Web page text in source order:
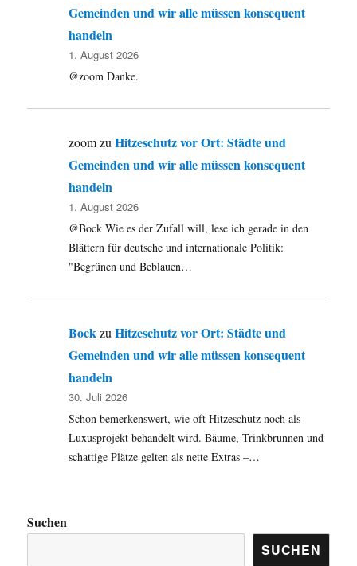
Gemeinden und wir alle müssen konsequent
handeln
1. August 2026
@zoom Danke.
zoomzuHitzeschutz vor Ort: Städte und
Gemeinden und wir alle müssen konsequent
handeln
1. August 2026
@Bock Wie es der Zufall will, lese ich gerade in den
Blättern für deutsche und internationale Politik:
"Begrünen und Beblauen…
BockzuHitzeschutz vor Ort: Städte und
Gemeinden und wir alle müssen konsequent
handeln
30. Juli 2026
Schon bemerkenswert, wie oft Hitzeschutz noch als
Luxusprojekt behandelt wird. Bäume, Trinkbrunnen und
schattige Plätze gelten als nette Extras –…
Suchen
SUCHEN